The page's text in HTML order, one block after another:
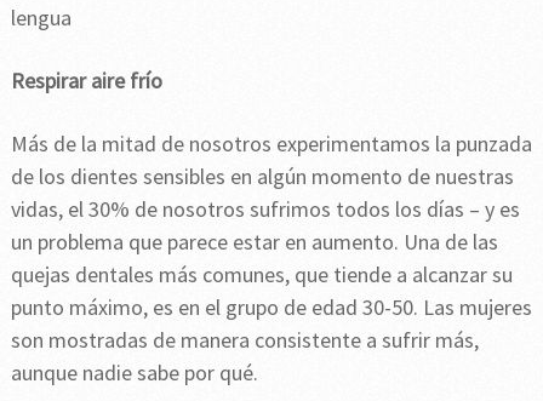
lengua
Respirar aire frío
Más de la mitad de nosotros experimentamos la punzada
de los dientes sensibles en algún momento de nuestras
vidas, el 30% de nosotros sufrimos todos los días – y es
un problema que parece estar en aumento. Una de las
quejas dentales más comunes, que tiende a alcanzar su
punto máximo, es en el grupo de edad 30-50. Las mujeres
son mostradas de manera consistente a sufrir más,
aunque nadie sabe por qué.